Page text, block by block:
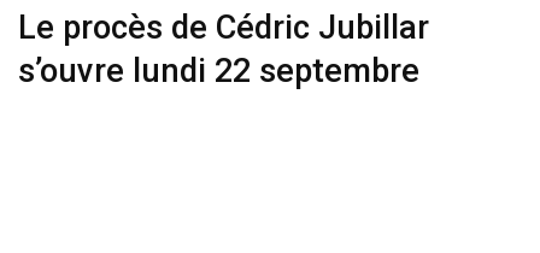
Le procès de Cédric Jubillar
s’ouvre lundi 22 septembre